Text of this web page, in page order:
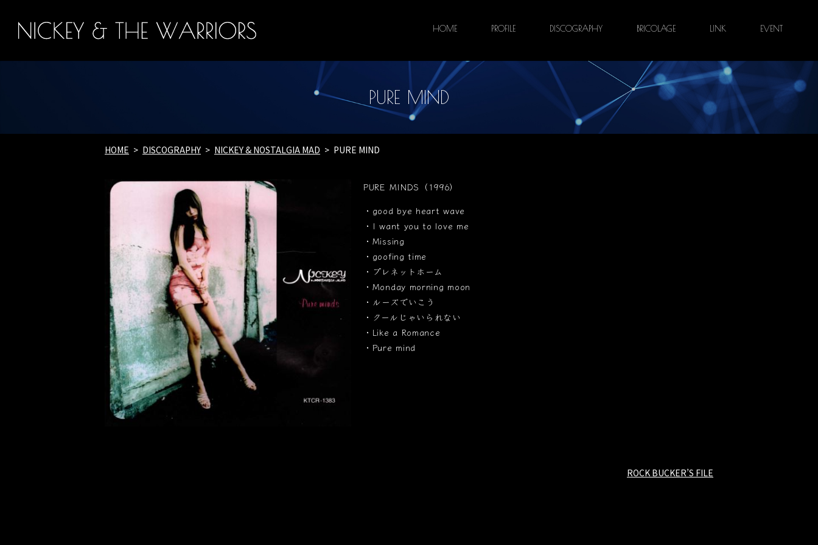
HOME PROFILE DISCOGRAPHY BRICOLAGE LINK EVENT
PURE MIND
HOME DISCOGRAPHY NICKEY & NOSTALGIA MAD PURE MIND
PURE MINDS（1996）
・good bye heart wave
・I want you to love me
・Missing
・goofing time
・プレネットホーム
・Monday morning moon
・ルーズでいこう
・クールじゃいられない
・Like a Romance
・Pure mind
ROCK BUCKER’S FILE